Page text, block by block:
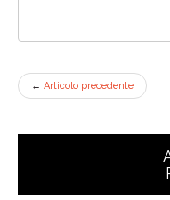
← Articolo precedente